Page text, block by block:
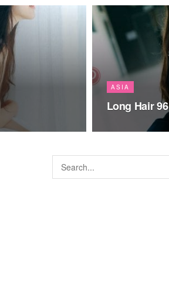
ASIA
Long Hair 96